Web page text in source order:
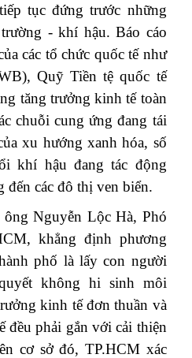
tục đứng trước những
- khí hậu. Báo cáo
các tổ chức quốc tế như
Quỹ Tiền tệ quốc tế
tăng trưởng kinh tế toàn
chuỗi cung ứng đang tái
xu hướng xanh hóa, số
khí hậu đang tác động
đến các đô thị ven biển.
ông Nguyễn Lộc Hà, Phó
khẳng định phương
phố là lấy con người
không hi sinh môi
kinh tế đơn thuần và
đều phải gắn với cải thiện
cơ sở đó, TP.HCM xác